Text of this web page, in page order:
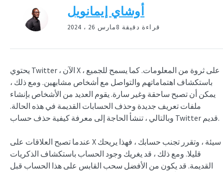
أوشاي إيمانويل
مارس 26 ، 2024 8 قراءة دقيقة
يحتوي Twitter ، الآن X ، على ثروة من المعلومات. كما يسمح للجميع
باستكشاف اهتماماتهم والتواصل مع أشخاص مشابهين. ومع ذلك ،
يمكن أن تصبح ساحقة وغير سارة. يقوم العديد من الأشخاص بإنشاء
ملفات تعريف جديدة وحذف الحسابات القديمة في هذه الحالة.
وبالتالي ، تنشأ الحاجة إلى معرفة كيفية حذف حساب Twitter قديم.
عندما تصبح العلاقات على X سيئة ، وتقرر تجنب حسابك ، فهذا يريحك
قليلا. ومع ذلك ، قد يغريك وجود الحساب باستكشاف الذكريات
القديمة. قد يكون من الأفضل سحب القابس على هذا الحساب قبل